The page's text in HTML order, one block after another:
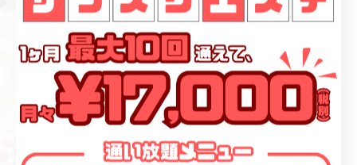
理想の美ボディを手に入れるために、多くの女性はエス
テに通うことを選んでいます。中でも、短期集中コース
を利用することで、限られた期間で効果的に体型を整え
ることができます。実際に、多くの人が短期集中コース
によって理想の美ボディを手に入れ、驚きの変化を遂げ
ています。例えば、ウエスト周りが気になっていたAさん
は、3回の施術でウエストが-5cm、下腹部が-3cmも細く